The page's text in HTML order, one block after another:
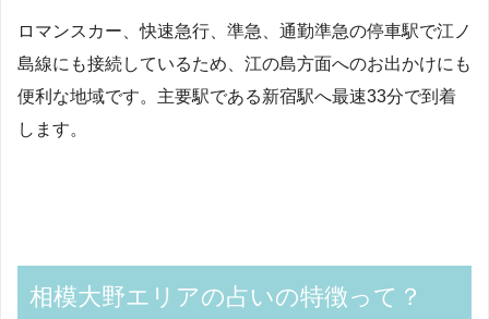
ロマンスカー、快速急行、準急、通勤準急の停車駅で江ノ
島線にも接続しているため、江の島方面へのお出かけにも
便利な地域です。主要駅である新宿駅へ最速33分で到着
します。
相模大野エリアの占いの特徴って？